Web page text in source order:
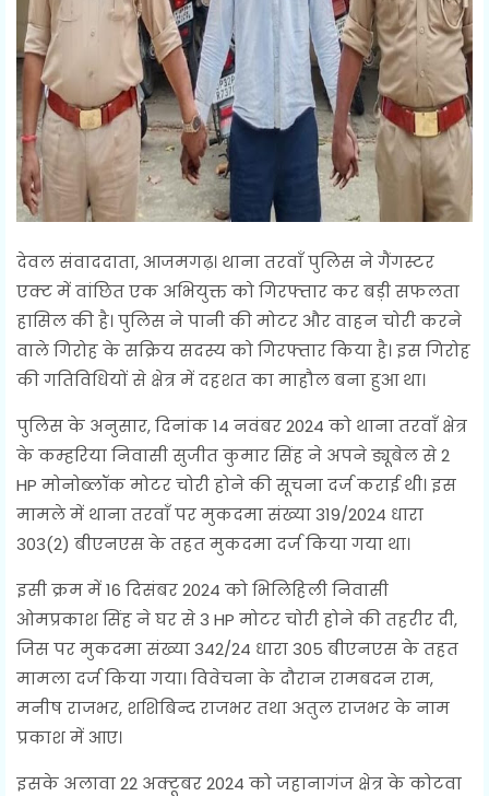
देवल संवाददाता, आजमगढ़। थाना तरवाँ पुलिस ने गैंगस्टर
एक्ट में वांछित एक अभियुक्त को गिरफ्तार कर बड़ी सफलता
हासिल की है। पुलिस ने पानी की मोटर और वाहन चोरी करने
वाले गिरोह के सक्रिय सदस्य को गिरफ्तार किया है। इस गिरोह
की गतिविधियों से क्षेत्र में दहशत का माहौल बना हुआ था।
पुलिस के अनुसार, दिनांक 14 नवंबर 2024 को थाना तरवाँ क्षेत्र
के कम्हरिया निवासी सुजीत कुमार सिंह ने अपने ड्यूबेल से 2
HP मोनोब्लॉक मोटर चोरी होने की सूचना दर्ज कराई थी। इस
मामले में थाना तरवाँ पर मुकदमा संख्या 319/2024 धारा
303(2) बीएनएस के तहत मुकदमा दर्ज किया गया था।
इसी क्रम में 16 दिसंबर 2024 को भिलिहिली निवासी
ओमप्रकाश सिंह ने घर से 3 HP मोटर चोरी होने की तहरीर दी,
जिस पर मुकदमा संख्या 342/24 धारा 305 बीएनएस के तहत
मामला दर्ज किया गया। विवेचना के दौरान रामबदन राम,
मनीष राजभर, शशिबिन्द राजभर तथा अतुल राजभर के नाम
प्रकाश में आए।
इसके अलावा 22 अक्टूबर 2024 को जहानागंज क्षेत्र के कोटवा